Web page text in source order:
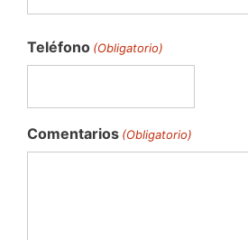
Teléfono (Obligatorio)
Comentarios (Obligatorio)